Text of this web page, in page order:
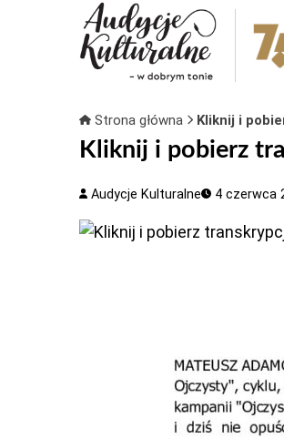
Strona główna Kliknij i
Kliknij i pobierz
Audycje Kulturalne 4 czerwca